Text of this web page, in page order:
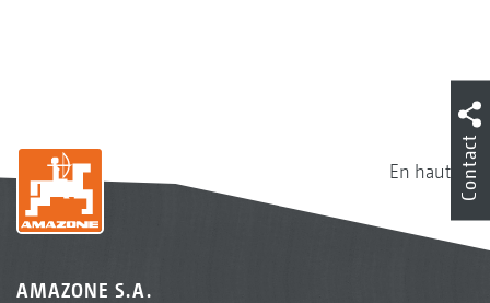
En haut
AMAZONE S.A.
Contact